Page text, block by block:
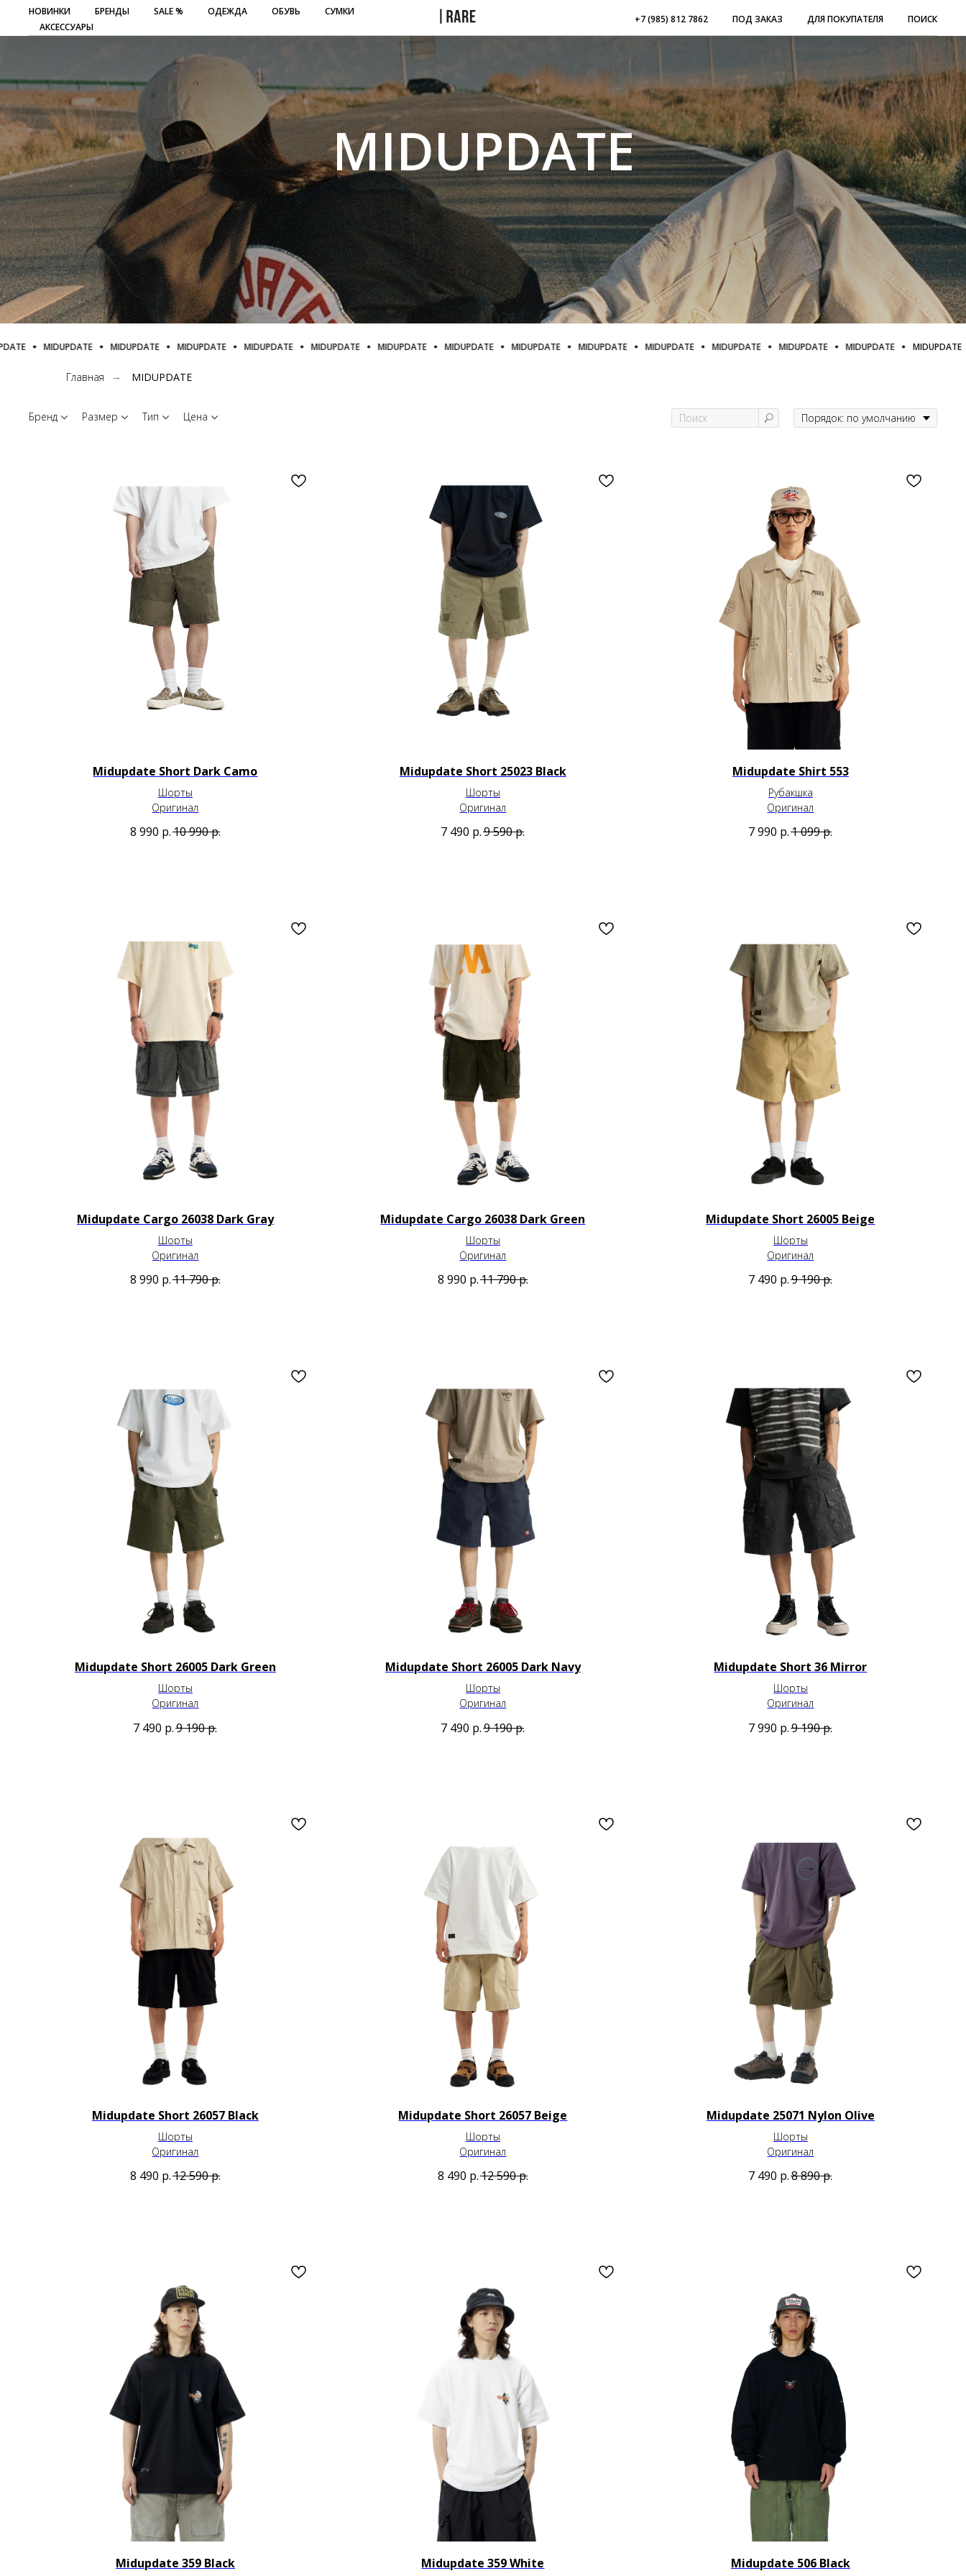
НОВИНКИ БРЕНДЫ SALE % ОДЕЖДА ОБУВЬ
СУМКИ
АКСЕССУАРЫ
+7 (985) 812 7862 ПОД ЗАКАЗ ДЛЯ ПОКУПАТЕЛЯ ПОИСК
MIDUPDATE
MIDUPDATE MIDUPDATE MIDUPDATE MIDUPDATE MIDUPDATE MIDUPDATE MIDUPDATE MIDUPDATE MIDUPDATE MIDUPDATE MIDUPDATE MIDUPDATE MIDUPDATE MIDUPDATE
Главная → MIDUPDATE
Бренд Размер Тип Цена
Midupdate Short Dark Camo
Шорты
Оригинал
8 990 р.10 990р.
Midupdate Short 25023 Black
Шорты
Оригинал
7 490 р. 9 590р.
Midupdate Shirt 553
Рубакшка
Оригинал
7 990 р. 1 099р.
Midupdate Cargo 26038 Dark Gray
Шорты
Оригинал
8 990 р.11 790р.
Midupdate Cargo 26038 Dark Green
Шорты
Оригинал
8 990 р.11 790р.
Midupdate Short 26005 Beige
Шорты
Оригинал
7 490 р. 9 190р.
Midupdate Short 26005 Dark Green
Шорты
Оригинал
7 490 р. 9 190р.
Midupdate Short 26005 Dark Navy
Шорты
Оригинал
7 490 р. 9 190р.
Midupdate Short 36 Mirror
Шорты
Оригинал
7 990 р. 9 190р.
Midupdate Short 26057 Black
Шорты
Оригинал
8 490 р.12 590р.
Midupdate Short 26057 Beige
Шорты
Оригинал
8 490 р.12 590р.
Midupdate 25071 Nylon Olive
Шорты
Оригинал
7 490 р. 8 890р.
Midupdate 359 Black Midupdate 359 White Midupdate 506 Black